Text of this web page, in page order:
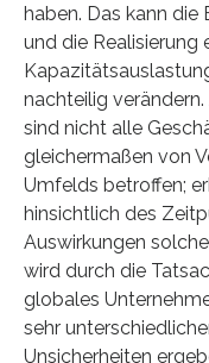
haben. Das kann die
und die Realisierung
nachteilig
sind nicht alle
gleichermaßen von
Umfelds betroffen;
hinsichtlich des
Auswirkungen
wird durch die
globales
sehr
Unsicherheiten